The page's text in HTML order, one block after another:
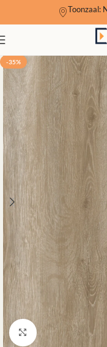
Toonzaal:
-35%
Klik om te vergroten